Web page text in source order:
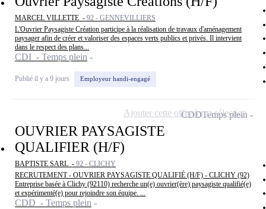
MARCEL VILLETTE - 92 - GENNEVILLIERS
L'Ouvrier Paysagiste Création participe à la réalisation de travaux d'aménagement
paysager afin de créer et valoriser des espaces verts publics et privés. Il intervient
dans le respect des plans...
CDI - Temps plein
Publié il y a 9 jours Employeur handi-engagé
OUVRIER PAYSAGISTE
QUALIFIER (H/F)
BAPTISTE SARL - 92 - CLICHY
RECRUTEMENT - OUVRIER PAYSAGISTE QUALIFIÉ (H/F) - CLICHY (92)
Entreprise basée à Clichy (92110) recherche un(e) ouvrier(ère) paysagiste qualifié(e)
et expérimenté(e) pour rejoindre son équipe. ...
CDD - Temps plein
CDDTemps plein
Ajouter cette offre à ma sélection